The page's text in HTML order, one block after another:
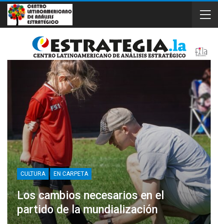
CULTURA EN CARPETA
Los cambios necesarios en el
partido de la mundialización